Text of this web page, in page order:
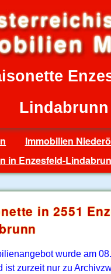
Lindabrunn
Immobilien
in Enzesfeld-
in 2551
wurde am
ist zurzeit nur zu